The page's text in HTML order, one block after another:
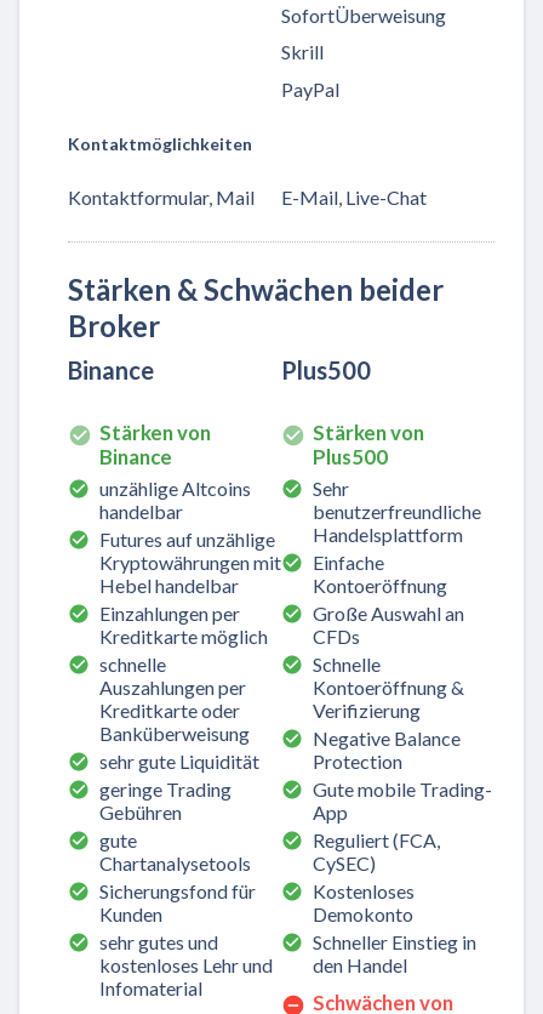
SofortÜberweisung
Skrill
PayPal
Kontaktmöglichkeiten
Kontaktformular, Mail E-Mail, Live-Chat
Stärken & Schwächen beider
Broker
Binance Plus500
Stärken von
Binance
unzählige Altcoins
handelbar
Futures auf unzählige
Kryptowährungen mit
Hebel handelbar
Einzahlungen per
Kreditkarte möglich
schnelle
Auszahlungen per
Kreditkarte oder
Banküberweisung
sehr gute Liquidität
geringe Trading
Gebühren
gute
Chartanalysetools
Sicherungsfond für
Kunden
sehr gutes und
kostenloses Lehr und
Infomaterial
Stärken von
Plus500
Sehr
benutzerfreundliche
Handelsplattform
Einfache
Kontoeröffnung
Große Auswahl an
CFDs
Schnelle
Kontoeröffnung &
Verifizierung
Negative Balance
Protection
Gute mobile Trading-
App
Reguliert (FCA,
CySEC)
Kostenloses
Demokonto
Schneller Einstieg in
den Handel
Schwächen von